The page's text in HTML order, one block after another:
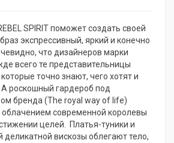
SPIRIT поможет создать своей
экспрессивный, яркий и конечно
что дизайнеров марки
всего те представительницы
точно знают, чего хотят и
А роскошный гардероб под
бренда (The royal way of life)
современной королевы
целей. Платья-туники и
деликатной вискозы облегают тело,